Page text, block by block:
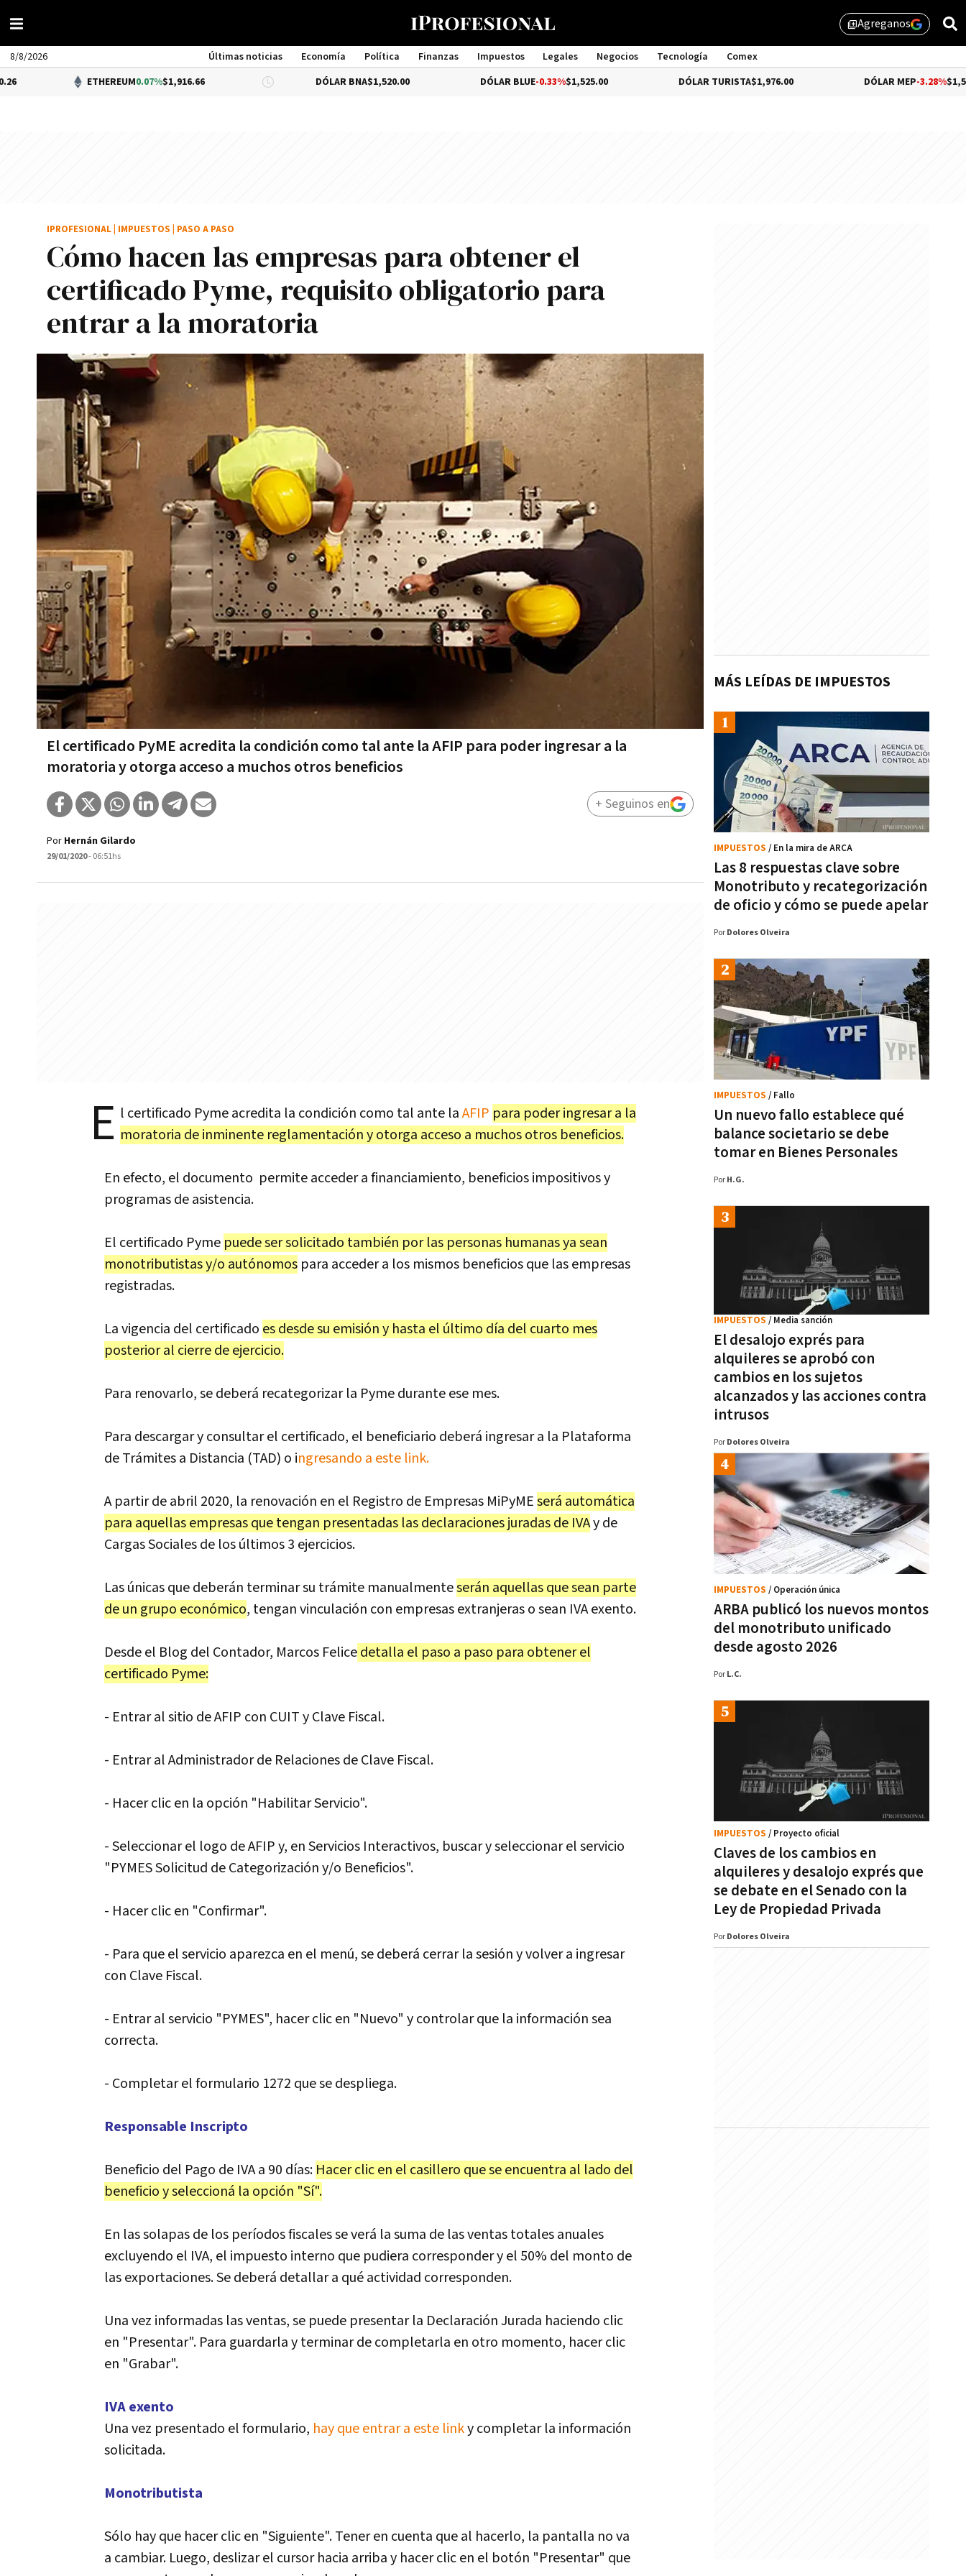
library_addAgreganos
8/8/2026 Últimas noticias Economía Política Finanzas Impuestos Legales Negocios Tecnología
Comex
Management
ETHEREUM 0.07%$1,916.66 DÓLAR BNA$1,520.00 DÓLAR BLUE-0.33%$1,525.00 DÓLAR TURISTA$1,976.00 DÓLAR MEP-3.28% $1,529.31
Cómo hacen las empresas para obtener el
certificado Pyme, requisito obligatorio para
entrar a la moratoria
El certificado PyME acredita la condición como tal ante la AFIP para poder ingresar a la
moratoria y otorga acceso a muchos otros beneficios
IPROFESIONAL IMPUESTOS PASO A PASO
Por Hernán Gilardo
29/01/2020- 06:51hs
+ Seguinos en
E l certificado Pyme acredita la condición como tal ante laAFIP para poder ingresar a la
moratoria de inminente reglamentación y otorga acceso a muchos otros beneficios.
En efecto, el documento permite acceder a financiamiento, beneficios impositivos y
programas de asistencia.
El certificado Pyme puede ser solicitado también por las personas humanas ya sean
monotributistas y/o autónomos para acceder a los mismos beneficios que las empresas
registradas.
La vigencia del certificado es desde su emisión y hasta el último día del cuarto mes
posterior al cierre de ejercicio.
Para renovarlo, se deberá recategorizar la Pyme durante ese mes.
Para descargar y consultar el certificado, el beneficiario deberá ingresar a la Plataforma
de Trámites a Distancia (TAD) o ingresando a este link.
A partir de abril 2020, la renovación en el Registro de Empresas MiPyMEserá automática
para aquellas empresas que tengan presentadas las declaraciones juradas de IVAy de
Cargas Sociales de los últimos 3 ejercicios.
Las únicas que deberán terminar su trámite manualmenteserán aquellas que sean parte
de un grupo económico, tengan vinculación con empresas extranjeras o sean IVA exento.
Desde el Blog del Contador, Marcos Felicedetalla el paso a paso para obtener el
certificado Pyme:
- Entrar al sitio de AFIP con CUIT y Clave Fiscal.
- Entrar al Administrador de Relaciones de Clave Fiscal.
- Hacer clic en la opción "Habilitar Servicio".
- Seleccionar el logo de AFIP y, en Servicios Interactivos, buscar y seleccionar el servicio
"PYMES Solicitud de Categorización y/o Beneficios".
- Hacer clic en "Confirmar".
- Para que el servicio aparezca en el menú, se deberá cerrar la sesión y volver a ingresar
con Clave Fiscal.
- Entrar al servicio "PYMES", hacer clic en "Nuevo" y controlar que la información sea
correcta.
- Completar el formulario 1272 que se despliega.
Responsable Inscripto
Beneficio del Pago de IVA a 90 días: Hacer clic en el casillero que se encuentra al lado del
beneficio y seleccioná la opción "Sí".
En las solapas de los períodos fiscales se verá la suma de las ventas totales anuales
excluyendo el IVA, el impuesto interno que pudiera corresponder y el 50% del monto de
las exportaciones. Se deberá detallar a qué actividad corresponden.
Una vez informadas las ventas, se puede presentar la Declaración Jurada haciendo clic
en "Presentar". Para guardarla y terminar de completarla en otro momento, hacer clic
en "Grabar".
IVA exento
Una vez presentado el formulario, hay que entrar a este linky completar la información
solicitada.
Monotributista
Sólo hay que hacer clic en "Siguiente". Tener en cuenta que al hacerlo, la pantalla no va
a cambiar. Luego, deslizar el cursor hacia arriba y hacer clic en el botón "Presentar" que
MÁS LEÍDAS DE IMPUESTOS
Las 8 respuestas clave sobre
Monotributo y recategorización
de oficio y cómo se puede apelar
IMPUESTOS / En la mira de ARCA
Por Dolores Olveira
Un nuevo fallo establece qué
balance societario se debe
tomar en Bienes Personales
IMPUESTOS / Fallo
Por H.G.
El desalojo exprés para
alquileres se aprobó con
cambios en los sujetos
alcanzados y las acciones contra
intrusos
IMPUESTOS / Media sanción
Por Dolores Olveira
ARBA publicó los nuevos montos
del monotributo unificado
desde agosto 2026
IMPUESTOS / Operación única
Por L.C.
Claves de los cambios en
alquileres y desalojo exprés que
se debate en el Senado con la
Ley de Propiedad Privada
IMPUESTOS / Proyecto oficial
Por Dolores Olveira